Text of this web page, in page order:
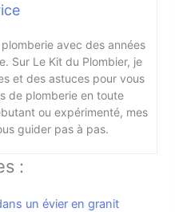
avec des années
Sur Le Kit du Plombier, je
et des astuces pour vous
de plomberie en toute
ou expérimenté, mes
guider pas à pas.
:
un évier en granit